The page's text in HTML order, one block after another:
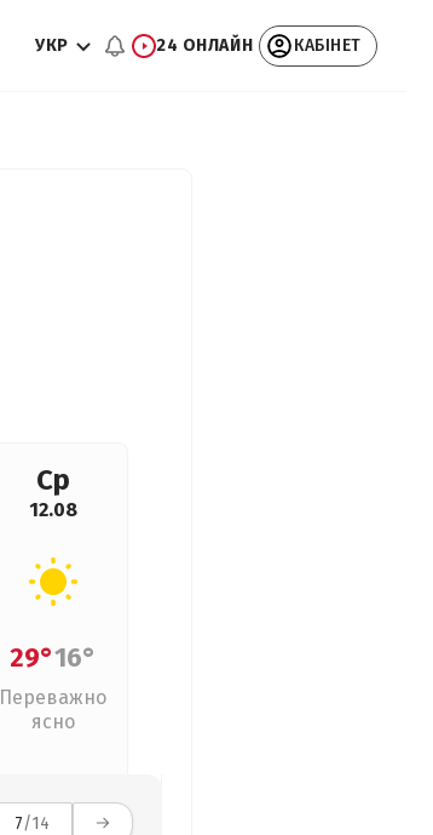
УКР 24 ОНЛАЙН КАБІНЕТ
Ср
12.08
29°16°
Переважно
ясно
7/14